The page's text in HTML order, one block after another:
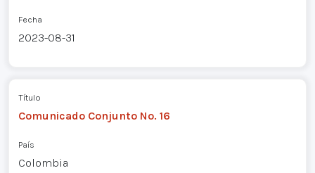
Fecha
2023-08-31
Título
Comunicado Conjunto No. 16
País
Colombia